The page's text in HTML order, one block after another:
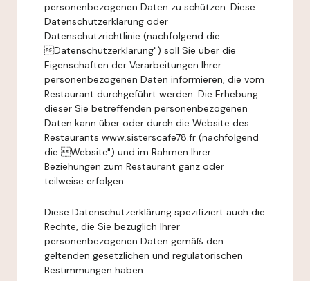
personenbezogenen Daten zu schützen. Diese
Datenschutzerklärung oder
Datenschutzrichtlinie (nachfolgend die
Datenschutzerklärung") soll Sie über die
Eigenschaften der Verarbeitungen Ihrer
personenbezogenen Daten informieren, die vom
Restaurant durchgeführt werden. Die Erhebung
dieser Sie betreffenden personenbezogenen
Daten kann über oder durch die Website des
Restaurants www.sisterscafe78.fr (nachfolgend
die Website") und im Rahmen Ihrer
Beziehungen zum Restaurant ganz oder
teilweise erfolgen.
Diese Datenschutzerklärung spezifiziert auch die
Rechte, die Sie bezüglich Ihrer
personenbezogenen Daten gemäß den
geltenden gesetzlichen und regulatorischen
Bestimmungen haben.